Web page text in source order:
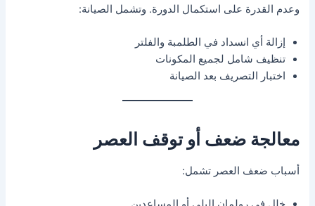
وعدم القدرة على استكمال الدورة. وتشمل الصيانة:
إزالة أي انسداد في الطلمبة والفلتر
تنظيف شامل لجميع المكونات
اختبار التصريف بعد الصيانة
معالجة ضعف أو توقف العصر
أسباب ضعف العصر تشمل: